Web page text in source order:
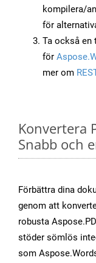
kompilera/
för
Ta också en
för
mer om
Konvertera
Snabb och
Förbättra dina
genom att
robusta
stöder sömlös
som